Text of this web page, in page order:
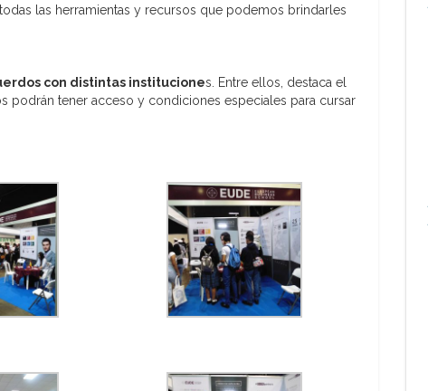
las herramientas y recursos que podemos brindarles
con distintas instituciones. Entre ellos, destaca el
podrán tener acceso y condiciones especiales para cursar